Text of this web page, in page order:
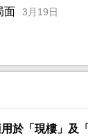
面 3月19日
於「現樓」及